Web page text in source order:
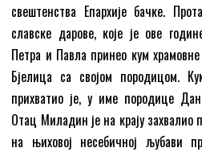
свештенства Епархије бачке.
славске дарове, које је ове
Петра и Павла принео кум
Бјелица са својом породицом.
прихватио је, у име породице
Отац Миладин је на крају
на њиховој несебичној љубави